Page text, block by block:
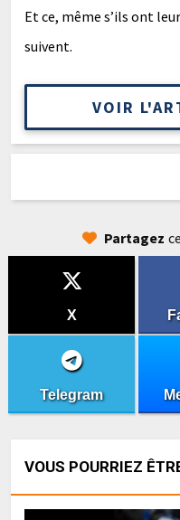
Et ce, même s’ils ont
suivent.
VOIR
Partagez
X
Telegram
VOUS POURRIEZ